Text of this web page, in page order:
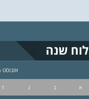
לוח שנה
אוגוסט 2026
א ב ג ד